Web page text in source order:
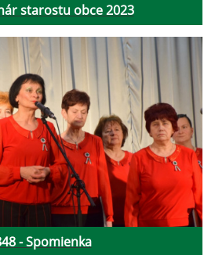
starostu obce 2023
- Spomienka